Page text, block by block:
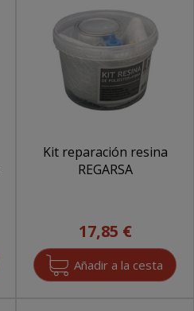
Kit reparación resina
REGARSA
17,85 €